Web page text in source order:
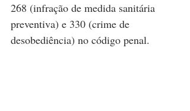
268 (infração de medida sanitária
preventiva) e 330 (crime de
desobediência) no código penal.